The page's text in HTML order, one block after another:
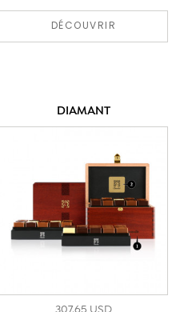
DÉCOUVRIR
DIAMANT